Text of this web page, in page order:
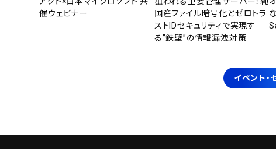
催ウェビナー
国産ファイル暗号化とゼロトラ
ストIDセキュリティで実現す
る”鉄壁”の情報漏洩対策
イベント・